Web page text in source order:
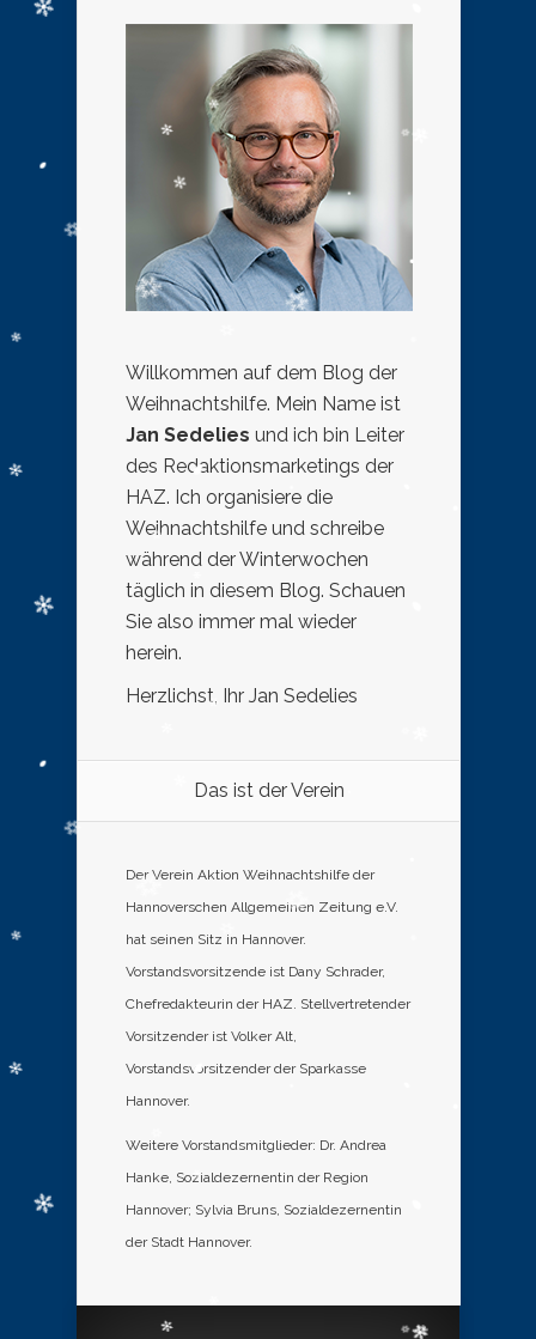
Willkommen auf dem Blog der
Weihnachtshilfe. Mein Name ist
Jan Sedelies und ich bin Leiter
des Redaktionsmarketings der
HAZ. Ich organisiere die
Weihnachtshilfe und schreibe
während der Winterwochen
täglich in diesem Blog. Schauen
Sie also immer mal wieder
herein.
Herzlichst, Ihr Jan Sedelies
Das ist der Verein
Der Verein Aktion Weihnachtshilfe der
Hannoverschen Allgemeinen Zeitung e.V.
hat seinen Sitz in Hannover.
Vorstandsvorsitzende ist Dany Schrader,
Chefredakteurin der HAZ. Stellvertretender
Vorsitzender ist Volker Alt,
Vorstandsvorsitzender der Sparkasse
Hannover.
Weitere Vorstandsmitglieder: Dr. Andrea
Hanke, Sozialdezernentin der Region
Hannover; Sylvia Bruns, Sozialdezernentin
der Stadt Hannover.